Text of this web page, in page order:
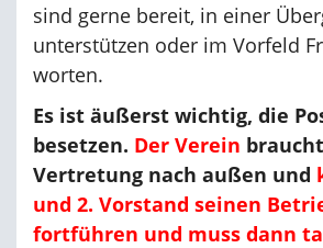
sind gerne bereit, in einer
unterstützen oder im Vorfeld
worten.
Es ist äußerst wichtig, die
besetzen. Der Verein
Vertretung nach außen und
und 2. Vorstand seinen
fortführen und muss dann